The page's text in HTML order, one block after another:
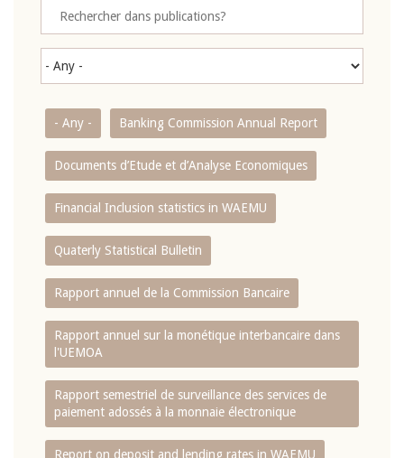
- Any - Banking Commission Annual Report
Documents d’Etude et d’Analyse Economiques
Financial Inclusion statistics in WAEMU
Quaterly Statistical Bulletin
Rapport annuel de la Commission Bancaire
Rapport annuel sur la monétique interbancaire dans
l'UEMOA
Rapport semestriel de surveillance des services de
paiement adossés à la monnaie électronique
Report on deposit and lending rates in WAEMU